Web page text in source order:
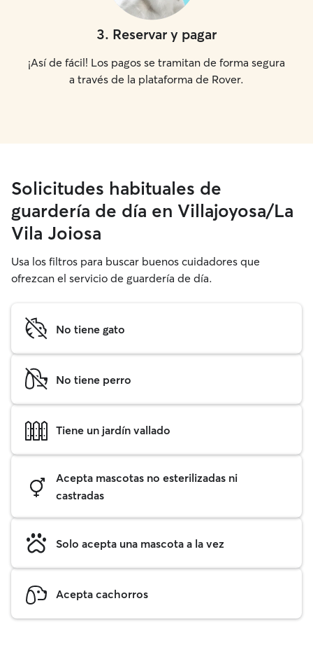
3. Reservar y pagar
¡Así de fácil! Los pagos se tramitan de forma segura
a través de la plataforma de Rover.
Solicitudes habituales de
guardería de día en Villajoyosa/La
Vila Joiosa
Usa los filtros para buscar buenos cuidadores que
ofrezcan el servicio de guardería de día.
No tiene gato
No tiene perro
Tiene un jardín vallado
Acepta mascotas no esterilizadas ni
castradas
Solo acepta una mascota a la vez
Acepta cachorros